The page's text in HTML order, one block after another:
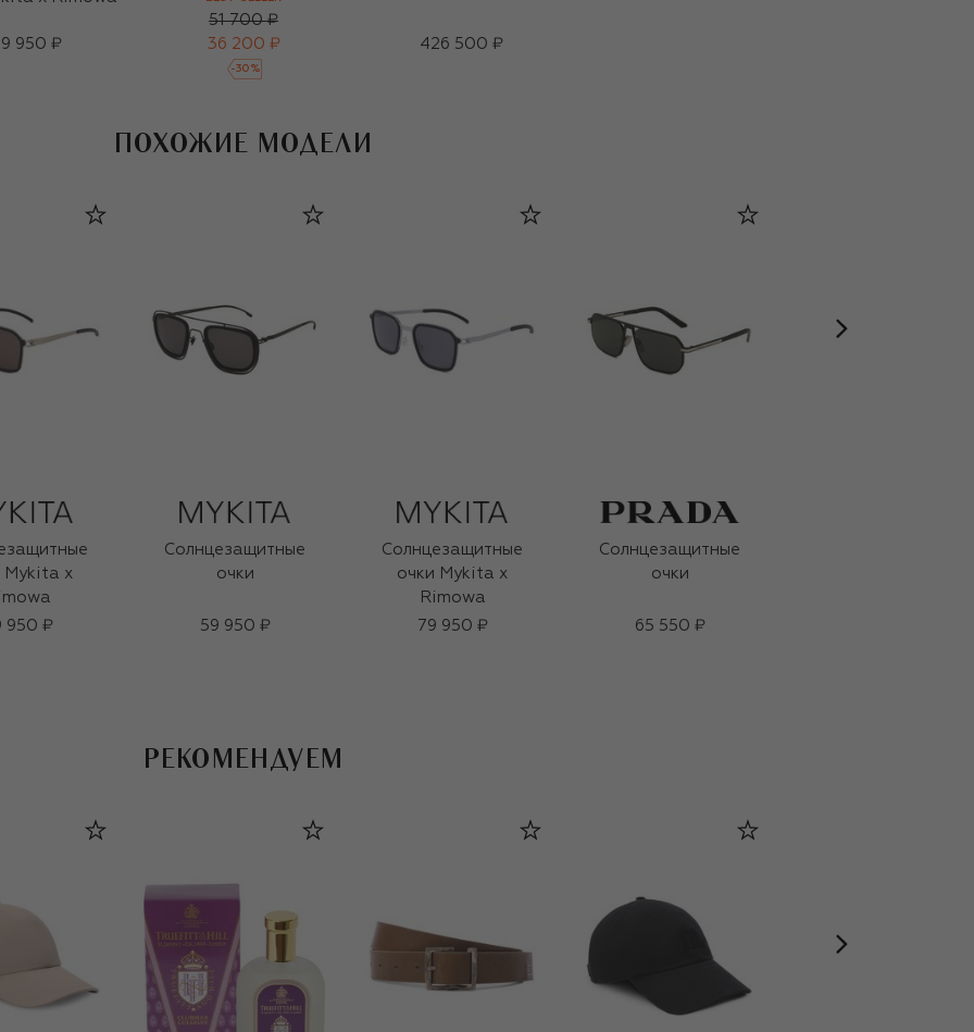
950 ₽
51 700 ₽
36 200 ₽
-30 %
426 500 ₽
ПОХОЖИЕ МОДЕЛИ
Mykita x
950 ₽
Солнцезащитные
очки
59 950 ₽
Солнцезащитные
очки Mykita x
Rimowa
79 950 ₽
Солнцезащитные
очки
65 550 ₽
РЕКОМЕНДУЕМ